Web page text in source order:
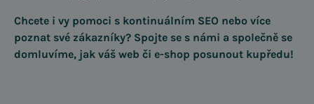
Chcete i vy pomoci s kontinuálním SEO nebo více
poznat své zákazníky? Spojte se s námi a společně se
domluvíme, jak váš web či e-shop posunout kupředu!